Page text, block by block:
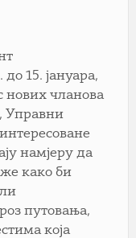
15. јануара,
нових чланова
Управни
намјеру да
како би
путовања,
која